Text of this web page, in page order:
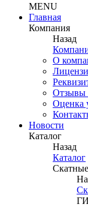
MENU
Главная
Компания
Назад
О
Отзывы
Оценка
Новости
Каталог
Назад
Каталог